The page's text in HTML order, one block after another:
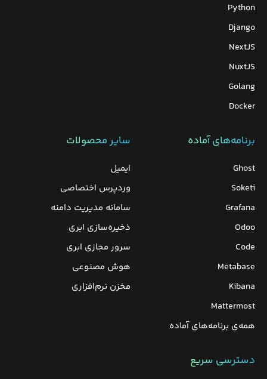
Python
Django
NextJS
NuxtJS
Golang
Docker
برنامه‌های‌ آماده
Ghost
Soketi
Grafana
Odoo
Code
Metabase
Kibana
Mattermost
همه‌ی برنامه‌های آماده
سایر محصولات
ایمیل
وردپرس‌ اختصاصی
سامانه مدیریت دامنه
ذخیره‌سازی ابری
سرور مجازی ابری
هوش مصنوعی
مخزن نرم‌افزاری
دسترسی سریع